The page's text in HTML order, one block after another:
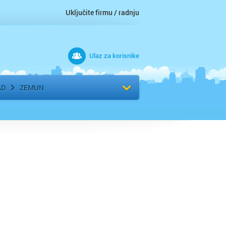
Uključite firmu / radnju
Ulaz za korisnike
ZEMUN